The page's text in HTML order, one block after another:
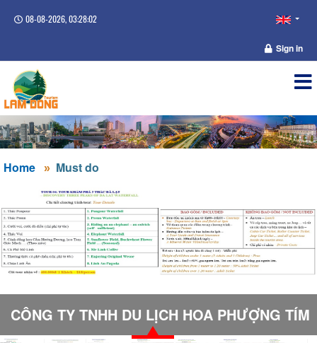
08-08-2026, 03:28:03
Sign in
Home Must do
CÔNG TY TNHH DU LỊCH HOA PHƯỢNG TÍM